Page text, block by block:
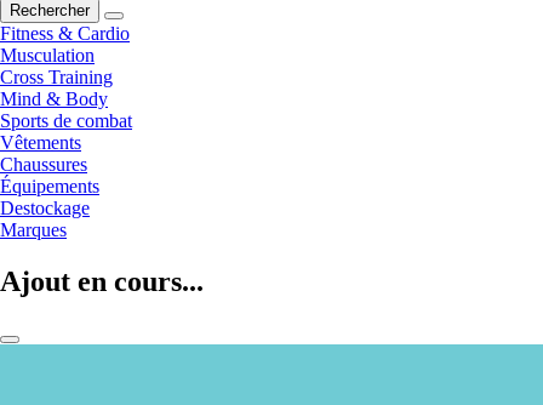
Rechercher
Fitness & Cardio
Musculation
Cross Training
Mind & Body
Sports de combat
Vêtements
Chaussures
Équipements
Destockage
Marques
Ajout en cours...